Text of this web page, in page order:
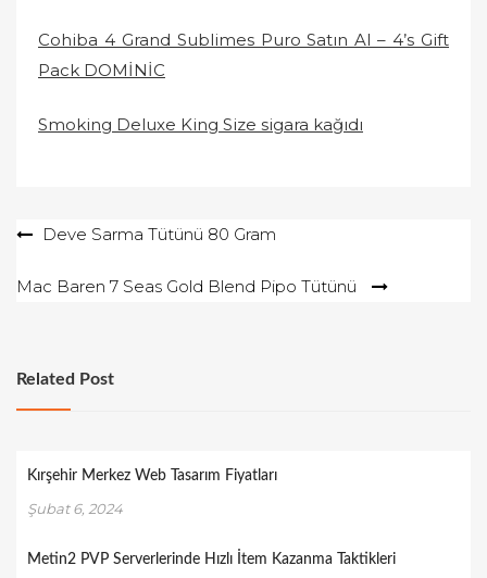
Cohiba 4 Grand Sublimes Puro Satın Al – 4’s Gift
Pack DOMİNİC
Smoking Deluxe King Size sigara kağıdı
YazıDeve Sarma Tütünü 80 Gram
Mac Baren 7 Seas Gold Blend Pipo Tütünü
Related Post
Kırşehir Merkez Web Tasarım Fiyatları
Şubat 6, 2024
Metin2 PVP Serverlerinde Hızlı İtem Kazanma Taktikleri